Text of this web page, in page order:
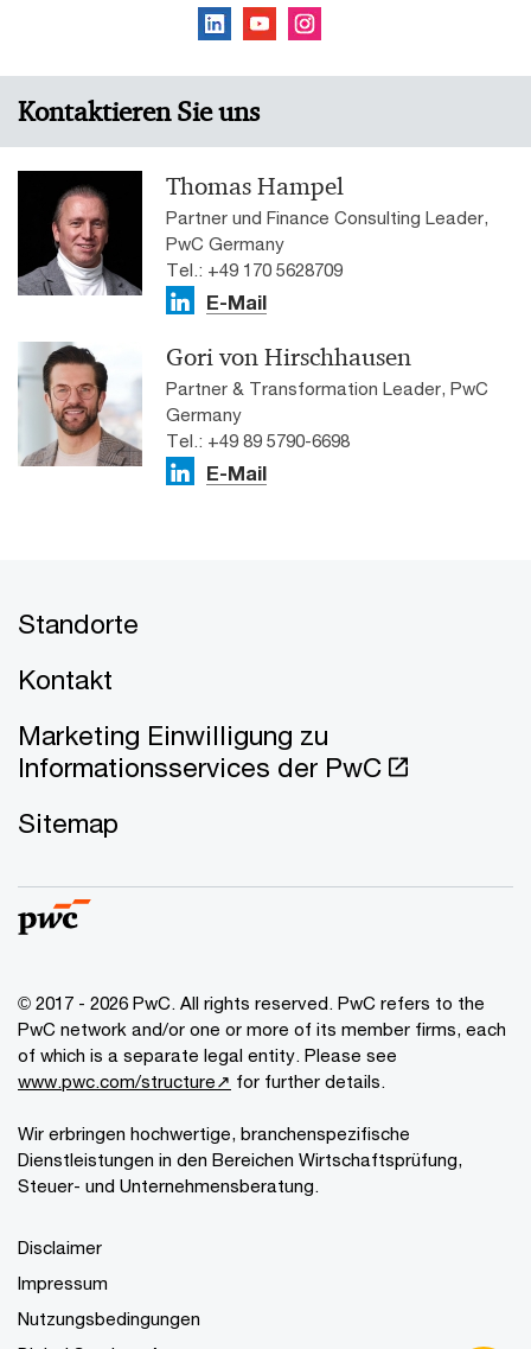
Kontaktieren Sie uns
Thomas Hampel
Partner und Finance Consulting Leader,
PwC Germany
Tel.: +49 170 5628709
E-Mail
Gori von Hirschhausen
Partner & Transformation Leader, PwC
Germany
Tel.: +49 89 5790-6698
E-Mail
Standorte
Kontakt
Marketing Einwilligung zu
Informationsservices der PwC
Sitemap
© 2017 - 2026 PwC. All rights reserved. PwC refers to the
PwC network and/or one or more of its member firms, each
of which is a separate legal entity. Please see
www.pwc.com/structure↗ for further details.
Wir erbringen hochwertige, branchenspezifische
Dienstleistungen in den Bereichen Wirtschaftsprüfung,
Steuer- und Unternehmensberatung.
Disclaimer
Impressum
Nutzungsbedingungen